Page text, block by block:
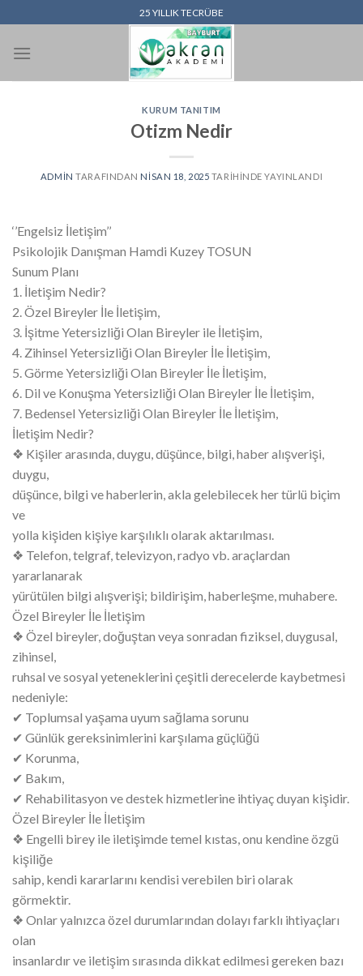
atla
25 YILLIK TECRÜBE
KURUM TANITIM
Otizm Nedir
ADMIN TARAFINDAN NISAN 18, 2025 TARIHINDE YAYINLANDI
‘’Engelsiz İletişim’’
Psikolojik Danışman Hamdi Kuzey TOSUN
Sunum Planı
1. İletişim Nedir?
2. Özel Bireyler İle İletişim,
3. İşitme Yetersizliği Olan Bireyler ile İletişim,
4. Zihinsel Yetersizliği Olan Bireyler İle İletişim,
5. Görme Yetersizliği Olan Bireyler İle İletişim,
6. Dil ve Konuşma Yetersizliği Olan Bireyler İle İletişim,
7. Bedensel Yetersizliği Olan Bireyler İle İletişim,
İletişim Nedir?
❖ Kişiler arasında, duygu, düşünce, bilgi, haber alışverişi,
duygu,
düşünce, bilgi ve haberlerin, akla gelebilecek her türlü biçim
ve
yolla kişiden kişiye karşılıklı olarak aktarılması.
❖ Telefon, telgraf, televizyon, radyo vb. araçlardan
yararlanarak
yürütülen bilgi alışverişi; bildirişim, haberleşme, muhabere.
Özel Bireyler İle İletişim
❖ Özel bireyler, doğuştan veya sonradan fiziksel, duygusal,
zihinsel,
ruhsal ve sosyal yeteneklerini çeşitli derecelerde kaybetmesi
nedeniyle:
✔ Toplumsal yaşama uyum sağlama sorunu
✔ Günlük gereksinimlerini karşılama güçlüğü
✔ Korunma,
✔ Bakım,
✔ Rehabilitasyon ve destek hizmetlerine ihtiyaç duyan kişidir.
Özel Bireyler İle İletişim
❖ Engelli birey ile iletişimde temel kıstas, onu kendine özgü
kişiliğe
sahip, kendi kararlarını kendisi verebilen biri olarak
görmektir.
❖ Onlar yalnızca özel durumlarından dolayı farklı ihtiyaçları
olan
insanlardır ve iletişim sırasında dikkat edilmesi gereken bazı